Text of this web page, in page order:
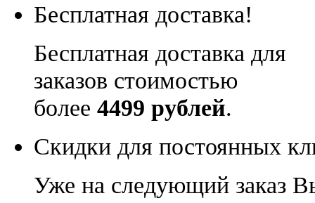
Бесплатная доставка!
Бесплатная доставка для
заказов стоимостью
более 4499 рублей.
Скидки для постоянных
Уже на следующий заказ